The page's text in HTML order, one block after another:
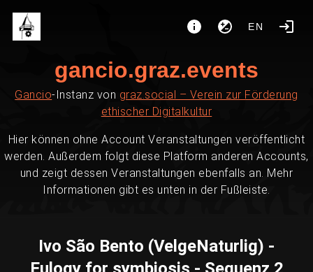
EN
gancio.graz.events
Gancio-Instanz von graz.social – Verein zur Förderung
ethischer Digitalkultur
Hier können ohne Account Veranstaltungen veröffentlicht
werden. Außerdem folgt diese Platform anderen Accounts,
und zeigt dessen Veranstaltungen ebenfalls an. Mehr
Informationen gibt es unten in der Fußleiste.
Ivo São Bento (VelgeNaturlig) -